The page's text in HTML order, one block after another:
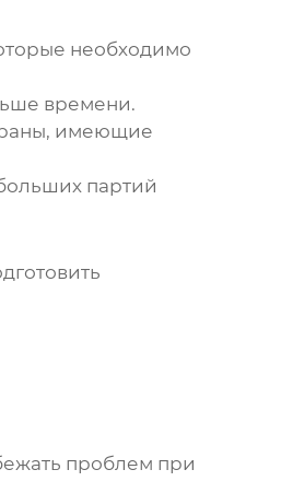
необходимо
времени.
имеющие
партий
проблем при